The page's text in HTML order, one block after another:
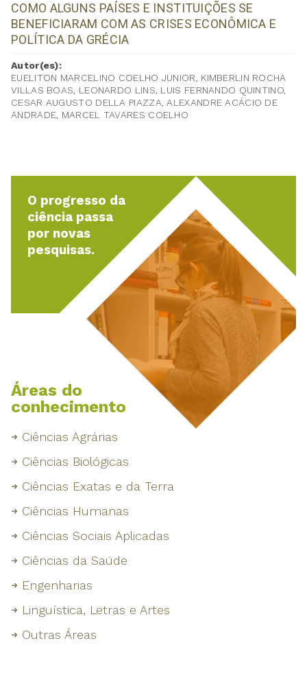
COMO ALGUNS PAÍSES E INSTITUIÇÕES SE
BENEFICIARAM COM AS CRISES ECONÔMICA E
POLÍTICA DA GRÉCIA
Autor(es):
EUELITON MARCELINO COELHO JUNIOR, KIMBERLIN ROCHA
VILLAS BOAS, LEONARDO LINS, LUIS FERNANDO QUINTINO,
CESAR AUGUSTO DELLA PIAZZA, ALEXANDRE ACÁCIO DE
ANDRADE, MARCEL TAVARES COELHO
O progresso da
ciência passa
por novas
pesquisas.
Áreas do
conhecimento
Ciências Agrárias
Ciências Biológicas
Ciências Exatas e da Terra
Ciências Humanas
Ciências Sociais Aplicadas
Ciências da Saúde
Engenharias
Linguística, Letras e Artes
Outras Áreas